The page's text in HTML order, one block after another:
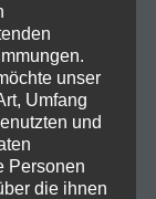
unser
Umfang
und
Personen
die ihnen